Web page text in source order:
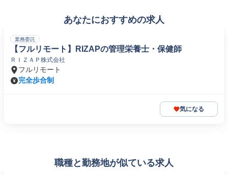
あなたにおすすめの求人
業務委託
【フルリモート】RIZAPの管理栄養士・保健師
ＲＩＺＡＰ株式会社
フルリモート
完全歩合制
気になる
職種と勤務地が似ている求人